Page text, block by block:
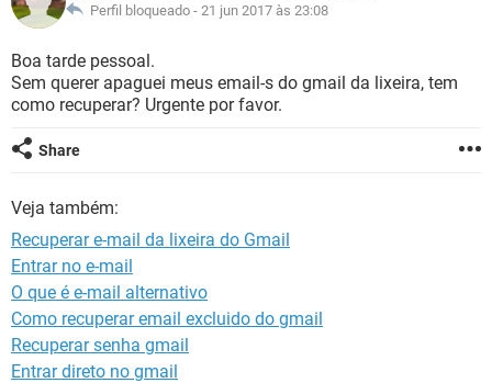
GUIA DE COMPRAS
INSTAGRAM
GUIA DE COMPRAS
CELULAR FACEBOOK
INSTAGRAM GMAIL
JOGOS
CELULAR
OUTLOOK EXCEL
INSTAGRAM
Perfil bloqueado - 21 jun 2017 às 23:08
Boa tarde pessoal.
Sem querer apaguei meus email-s do gmail da lixeira, tem
como recuperar? Urgente por favor.
Share
Veja também:
Recuperar e-mail da lixeira do Gmail
Entrar no e-mail
O que é e-mail alternativo
Como recuperar email excluido do gmail
Recuperar senha gmail
Entrar direto no gmail